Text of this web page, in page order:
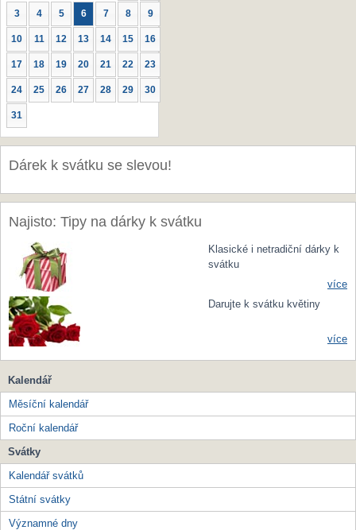
3 4 5 6 7 8 9
10 11 12 13 14 15 16
17 18 19 20 21 22 23
24 25 26 27 28 29 30
31
Dárek k svátku se slevou!
Najisto: Tipy na dárky k svátku
Klasické i netradiční dárky k
svátku
více
Darujte k svátku květiny
více
Kalendář
Měsíční kalendář
Roční kalendář
Svátky
Kalendář svátků
Státní svátky
Významné dny